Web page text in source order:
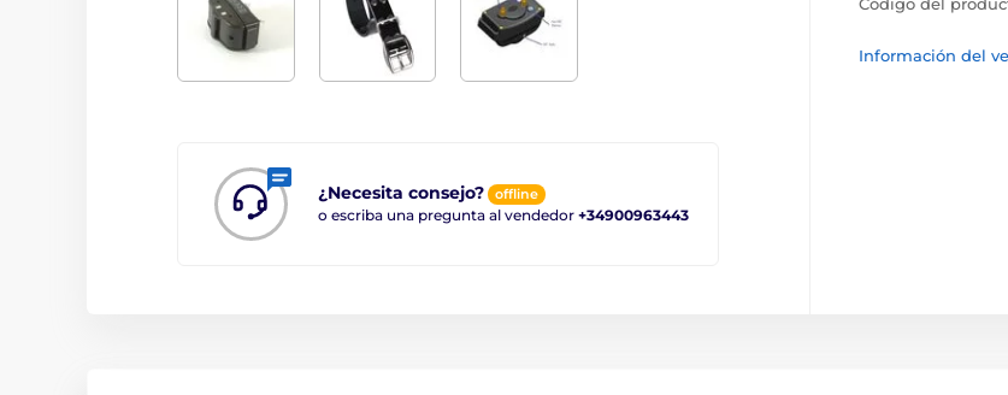
¿Necesita consejo? offline
o escriba una pregunta al vendedor +34900963443
Información del